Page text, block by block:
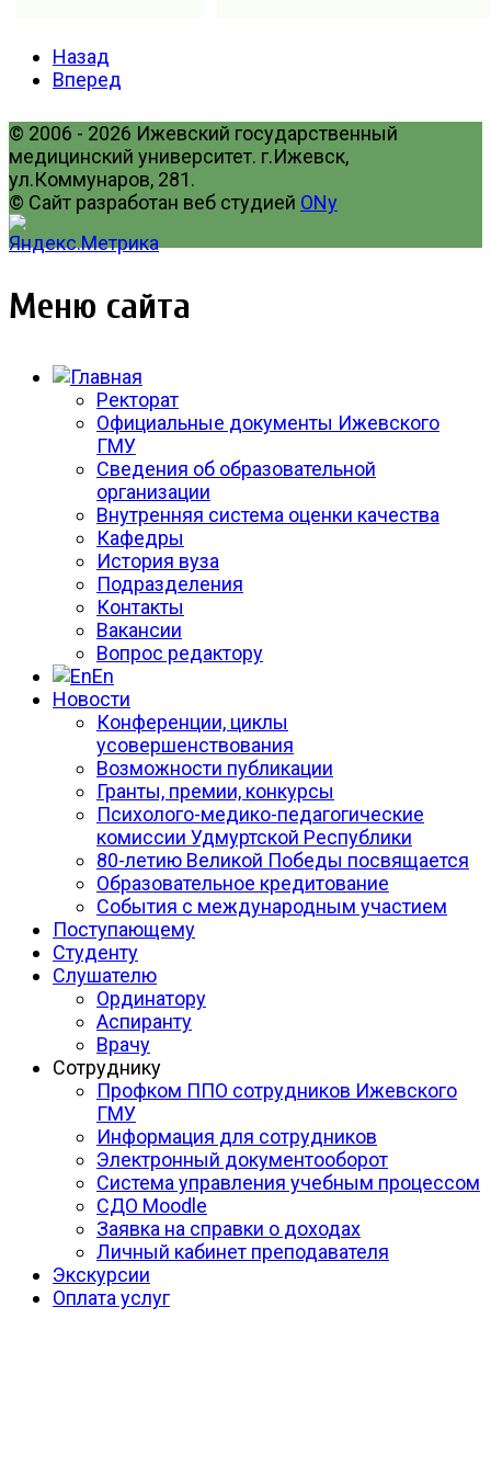
Назад
Вперед
© 2006 - 2026 Ижевский государственный
медицинский университет. г.Ижевск,
ул.Коммунаров, 281.
© Сайт разработан веб студией ONy
Меню сайта
Ректорат
Официальные документы Ижевского
ГМУ
Сведения об образовательной
организации
Внутренняя система оценки качества
Кафедры
История вуза
Подразделения
Контакты
Вакансии
Вопрос редактору
En
Новости
Конференции, циклы
усовершенствования
Возможности публикации
Гранты, премии, конкурсы
Психолого-медико-педагогические
комиссии Удмуртской Республики
80-летию Великой Победы посвящается
Образовательное кредитование
События с международным участием
Поступающему
Студенту
Слушателю
Ординатору
Аспиранту
Врачу
Сотруднику
Профком ППО сотрудников Ижевского
ГМУ
Информация для сотрудников
Электронный документооборот
Система управления учебным процессом
СДО Moodle
Заявка на справки о доходах
Личный кабинет преподавателя
Экскурсии
Оплата услуг